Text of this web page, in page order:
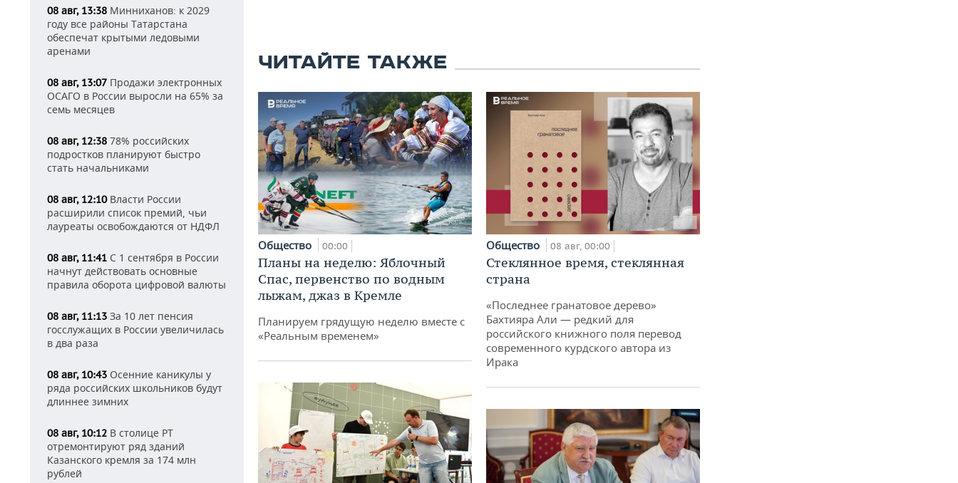
08 авг, 13:38 Минниханов: к 2029
году все районы Татарстана
обеспечат крытыми ледовыми
аренами
08 авг, 13:07 Продажи электронных
ОСАГО в России выросли на 65% за
семь месяцев
08 авг, 12:38 78% российских
подростков планируют быстро
стать начальниками
08 авг, 12:10Власти России
расширили список премий, чьи
лауреаты освобождаются от НДФЛ
08 авг, 11:41 С 1 сентября в России
начнут действовать основные
правила оборота цифровой валюты
08 авг, 11:13 За 10 лет пенсия
госслужащих в России увеличилась
в два раза
08 авг, 10:43 Осенние каникулы у
ряда российских школьников будут
длиннее зимних
08 авг, 10:12 В столице РТ
отремонтируют ряд зданий
Казанского кремля за 174 млн
рублей
ЧИТАЙТЕ ТАКЖЕ
Общество 00:00
Планы на неделю: Яблочный
Спас, первенство по водным
лыжам, джаз в Кремле
Планируем грядущую неделю вместе с
«Реальным временем»
Общество 08 авг, 00:00
Стеклянное время, стеклянная
страна
«Последнее гранатовое дерево»
Бахтияра Али — редкий для
российского книжного поля перевод
современного курдского автора из
Ирака